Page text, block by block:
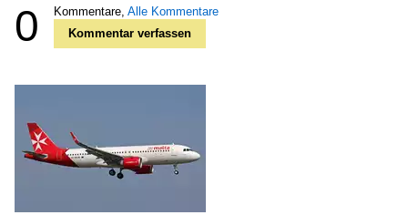
0 Kommentare, Alle Kommentare
Kommentar verfassen